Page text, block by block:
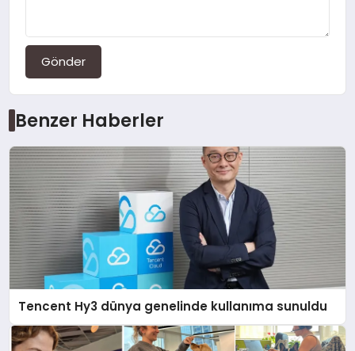
Gönder
Benzer Haberler
Tencent Hy3 dünya genelinde kullanıma sunuldu